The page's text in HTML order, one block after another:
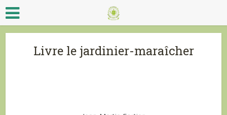
Livre le jardinier-maraîcher